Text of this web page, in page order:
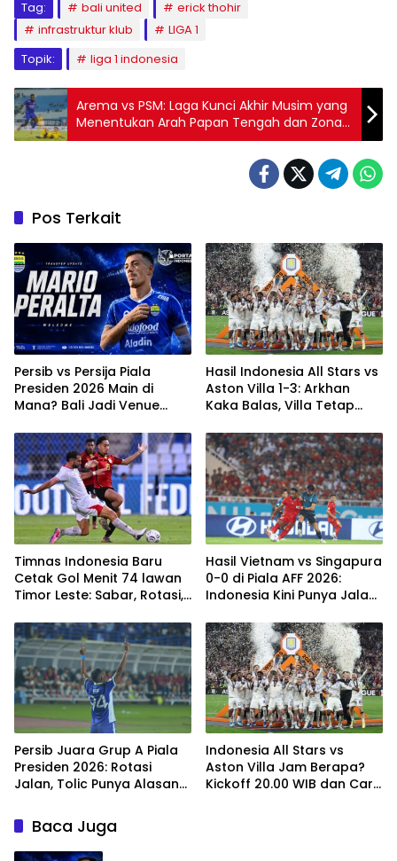
Tag: bali united
erick thohir
infrastruktur klub
LIGA 1
Topik:
liga 1 indonesia
Arema vs PSM: Laga Kunci Akhir Musim yang
Menentukan Arah Papan Tengah dan Zona
Bawah
Pos Terkait
Persib vs Persija Piala
Presiden 2026 Main di
Mana? Bali Jadi Venue
Hasil Indonesia All Stars vs
Aston Villa 1-3: Arkhan
Kaka Balas, Villa Tetap
Timnas Indonesia Baru
Cetak Gol Menit 74 lawan
Timor Leste: Sabar, Rotasi,
Hasil Vietnam vs Singapura
0-0 di Piala AFF 2026:
Indonesia Kini Punya Jalan
Persib Juara Grup A Piala
Presiden 2026: Rotasi
Jalan, Tolic Punya Alasan
Indonesia All Stars vs
Aston Villa Jam Berapa?
Kickoff 20.00 WIB dan Cara
Baca Juga